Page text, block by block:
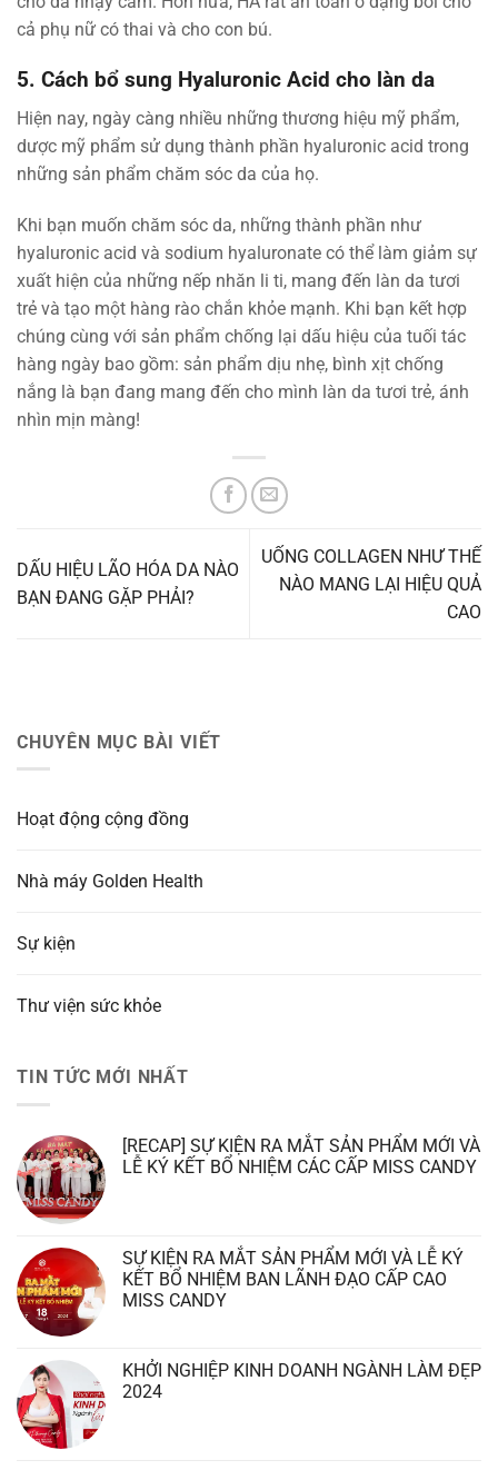
cả phụ nữ có thai và cho con bú.
5. Cách bổ sung Hyaluronic Acid cho làn da
Hiện nay, ngày càng nhiều những thương hiệu mỹ phẩm,
dược mỹ phẩm sử dụng thành phần hyaluronic acid trong
những sản phẩm chăm sóc da của họ.
Khi bạn muốn chăm sóc da, những thành phần như
hyaluronic acid và sodium hyaluronate có thể làm giảm sự
xuất hiện của những nếp nhăn li ti, mang đến làn da tươi
trẻ và tạo một hàng rào chắn khỏe mạnh. Khi bạn kết hợp
chúng cùng với sản phẩm chống lại dấu hiệu của tuối tác
hàng ngày bao gồm: sản phẩm dịu nhẹ, bình xịt chống
nắng là bạn đang mang đến cho mình làn da tươi trẻ, ánh
nhìn mịn màng!
DẤU HIỆU LÃO HÓA DA NÀO
BẠN ĐANG GẶP PHẢI?
UỐNG COLLAGEN NHƯ THẾ
NÀO MANG LẠI HIỆU QUẢ
CAO
CHUYÊN MỤC BÀI VIẾT
Hoạt động cộng đồng
Nhà máy Golden Health
Sự kiện
Thư viện sức khỏe
TIN TỨC MỚI NHẤT
[RECAP] SỰ KIỆN RA MẮT SẢN PHẨM MỚI VÀ
LỄ KÝ KẾT BỔ NHIỆM CÁC CẤP MISS CANDY
SỰ KIỆN RA MẮT SẢN PHẨM MỚI VÀ LỄ KÝ
KẾT BỔ NHIỆM BAN LÃNH ĐẠO CẤP CAO
MISS CANDY
KHỞI NGHIỆP KINH DOANH NGÀNH LÀM ĐẸP
2024